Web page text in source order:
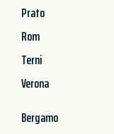
Prato
Rom
Terni
Verona
Bergamo